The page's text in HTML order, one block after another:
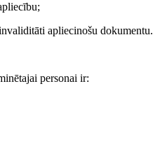
apliecinošu dokumentu.
personai ir: